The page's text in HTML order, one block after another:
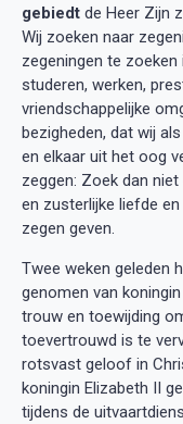
gebiedt de Heer Zijn
Wij zoeken naar
zegeningen te zoeken
studeren, werken,
vriendschappelijke
bezigheden, dat wij
en elkaar uit het oog
zeggen: Zoek dan
en zusterlijke liefde
zegen geven.
Twee weken geleden
genomen van
trouw en toewijding
toevertrouwd is te
rotsvast geloof in
koningin Elizabeth II
tijdens de